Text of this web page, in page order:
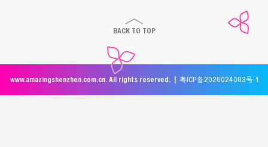
BACK TO TOP
www.amazingshenzhen.com.cn. All rights reserved. | 粤ICP备2026024003号-1